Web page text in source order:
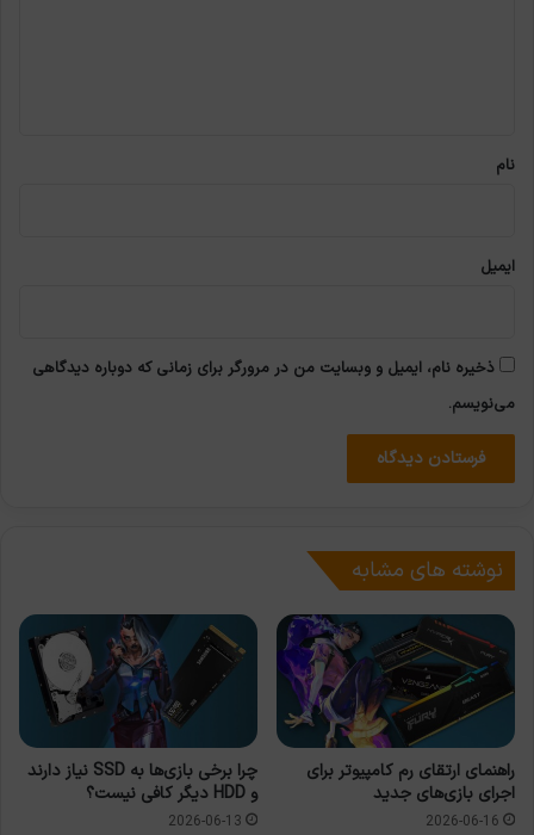
نام
ایمیل
ذخیره نام، ایمیل و وبسایت من در مرورگر برای زمانی که دوباره دیدگاهی
می‌نویسم.
نوشته های مشابه
راهنمای ارتقای رم کامپیوتر برای
اجرای بازی‌های جدید
2026-06-16
چرا برخی بازی‌ها به SSD نیاز دارند
و HDD دیگر کافی نیست؟
2026-06-13